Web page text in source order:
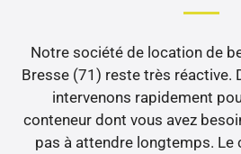
Notre société de location de
Bresse (71) reste très réactive.
intervenons rapidement
conteneur dont vous avez
pas à attendre longtemps. Le